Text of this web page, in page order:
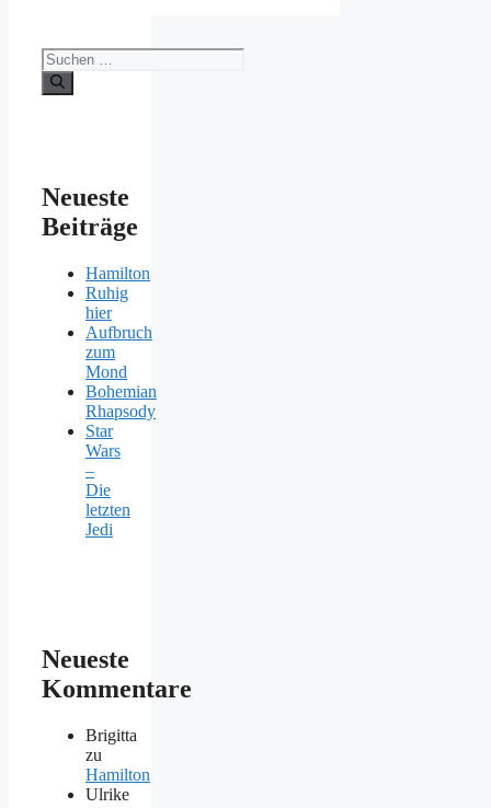
Suchen
nach:
Neueste
Beiträge
Hamilton
Ruhig
hier
Aufbruch
zum
Mond
Bohemian
Rhapsody
Star
Wars
–
Die
letzten
Jedi
Neueste
Kommentare
Brigitta
zu
Hamilton
Ulrike